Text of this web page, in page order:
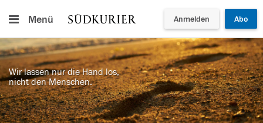
Menü Anmelden Abo
Wir lassen nur die Hand los,
nicht den Menschen.